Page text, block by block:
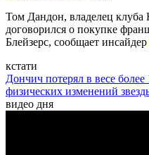
Том Дандон, владелец
договорился о покупке
Блейзерс, сообщает инсайдер
кстати
Дончич потерял в весе
физических изменений
видео дня